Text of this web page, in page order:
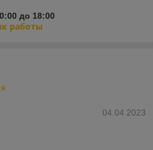
до 18:00
работы
04.04.2023